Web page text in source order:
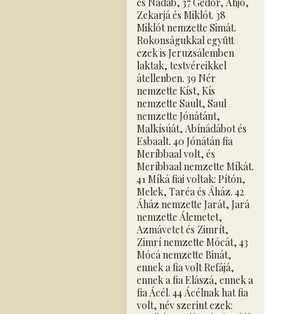
és Nádáb, 37 Gedór, Ahjó,
Zekarjá és Miklót. 38
Miklót nemzette Simát.
Rokonságukkal együtt
ezek is Jeruzsálemben
laktak, testvéreikkel
átellenben. 39 Nér
nemzette Kíst, Kís
nemzette Sault, Saul
nemzette Jónátánt,
Malkísúát, Abínádábot és
Esbaalt. 40 Jónátán fia
Meríbbaal volt, és
Meríbbaal nemzette Míkát.
41 Míká fiai voltak: Pítón,
Melek, Taréa és Áház. 42
Áház nemzette Jarát, Jará
nemzette Álemetet,
Azmávetet és Zimrít,
Zimrí nemzette Mócát, 43
Mócá nemzette Binát,
ennek a fia volt Refájá,
ennek a fia Elászá, ennek a
fia Ácél. 44 Ácélnak hat fia
volt, név szerint ezek: